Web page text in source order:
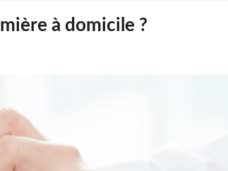
à domicile ?